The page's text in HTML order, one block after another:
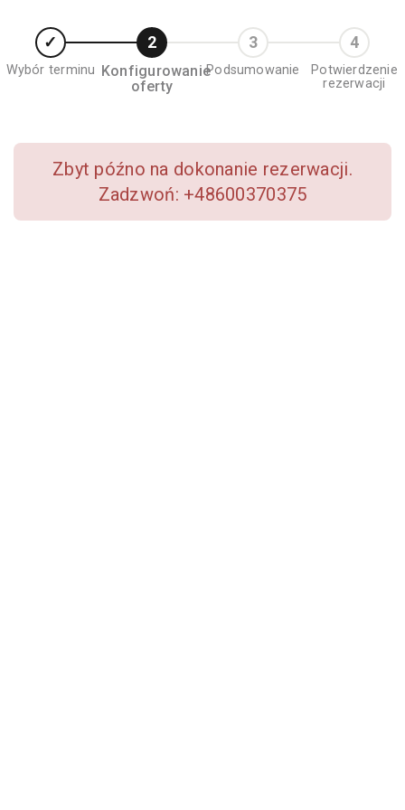
Wybór terminu Konfigurowanie
oferty
Podsumowanie
Potwierdzenie
rezerwacji
Zbyt późno na dokonanie rezerwacji.
Zadzwoń: +48600370375